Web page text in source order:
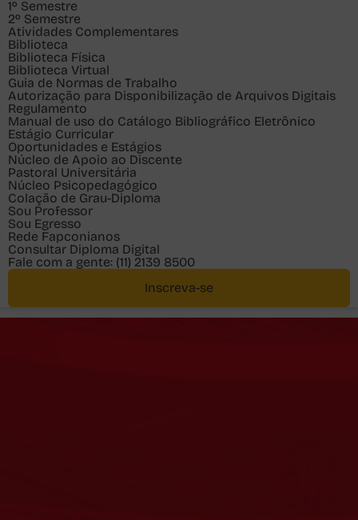
1º Semestre
2º Semestre
Atividades Complementares
Biblioteca
Biblioteca Física
Biblioteca Virtual
Guia de Normas de Trabalho
Autorização para Disponibilização de Arquivos Digitais
Regulamento
Manual de uso do Catálogo Bibliográfico Eletrônico
Estágio Curricular
Oportunidades e Estágios
Núcleo de Apoio ao Discente
Pastoral Universitária
Núcleo Psicopedagógico
Colação de Grau-Diploma
Sou Professor
Sou Egresso
Rede Fapconianos
Consultar Diploma Digital
Fale com a gente: (11) 2139 8500
Inscreva-se